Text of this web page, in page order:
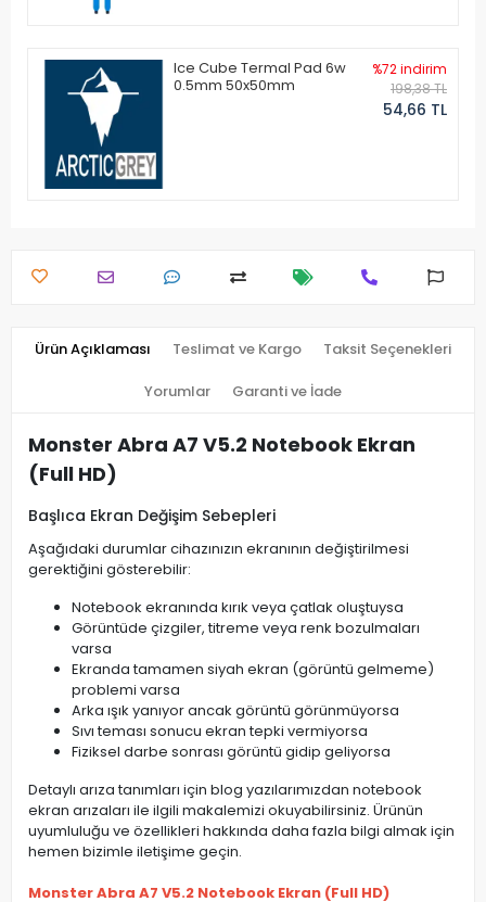
Ice Cube Termal Pad 6w
0.5mm 50x50mm
%72 indirim
198,38 TL
54,66 TL
Ürün Açıklaması Teslimat ve Kargo Taksit Seçenekleri
Yorumlar Garanti ve İade
Monster Abra A7 V5.2 Notebook Ekran
(Full HD)
Başlıca Ekran Değişim Sebepleri
Aşağıdaki durumlar cihazınızın ekranının değiştirilmesi
gerektiğini gösterebilir:
Notebook ekranında kırık veya çatlak oluştuysa
Görüntüde çizgiler, titreme veya renk bozulmaları
varsa
Ekranda tamamen siyah ekran (görüntü gelmeme)
problemi varsa
Arka ışık yanıyor ancak görüntü görünmüyorsa
Sıvı teması sonucu ekran tepki vermiyorsa
Fiziksel darbe sonrası görüntü gidip geliyorsa
Detaylı arıza tanımları için blog yazılarımızdan notebook
ekran arızaları ile ilgili makalemizi okuyabilirsiniz. Ürünün
uyumluluğu ve özellikleri hakkında daha fazla bilgi almak için
hemen bizimle iletişime geçin.
Monster Abra A7 V5.2 Notebook Ekran (Full HD)